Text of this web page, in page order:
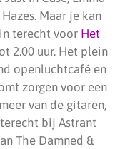
Maar je kan
terecht voor Het
2.00 uur. Het plein
openluchtcafé en
zorgen voor een
van de gitaren,
bij Astrant
The Damned &